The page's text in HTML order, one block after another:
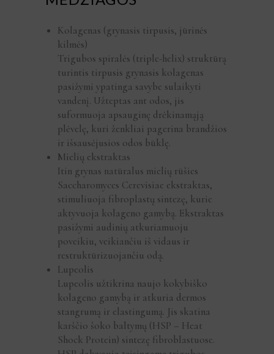
Kolagenas (grynasis tirpusis, jūrinės
kilmės)
Trigubos spiralės (triple-helix) struktūrą
turintis tirpusis grynasis kolagenas
pasižymi ypatinga savybe sulaikyti
vandenį. Užteptas ant odos, jis
suformuoja apsauginę drėkinamąją
plėvelę, kuri ženkliai pagerina brandžios
ir išsausėjusios odos būklę.
Mielių ekstraktas
Itin grynas natūralus mielių rūšies
Saccharomyces Cerevisiae ekstraktas,
stimuliuoja fibroplastų sintezę, kurie
aktyvuoja kolageno gamybą. Ekstraktas
pasižymi audinių atkuriamuoju
poveikiu, veikiančiu iš vidaus ir
restruktūrizuojančiu odą.
Lupeolis
Lupeolis užtikrina naujo kokybiško
kolageno gamybą ir atkuria dermos
stangrumą ir elastingumą. Jis skatina
karščio šoko baltymų (HSP – Heat
Shock Protein) sintezę fibroblastuose.